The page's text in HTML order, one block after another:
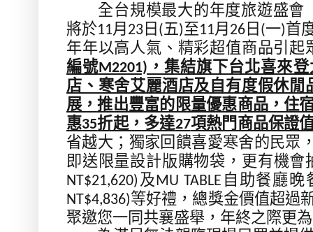
全台規模最大的年度旅遊盛會
將於11月 23 日 (五)至11月 26 日 (一)首
年年以高人氣、精彩超值商品引起
編號M2201) ，集結旗下台北喜來
店、寒舍艾麗酒店及自有度假休閒
展，推出豐富的限量優惠商品，住
惠35折起，多達27項熱門商品保證
省越大；獨家回饋喜愛寒舍的民眾
即送限量設計版購物袋， 更有機會
NT$21,620) 及MU TABLE 自助餐廳晚
NT$4,836)等好禮，總獎金價值超過
聚邀您一同共襄盛舉，年終之際更